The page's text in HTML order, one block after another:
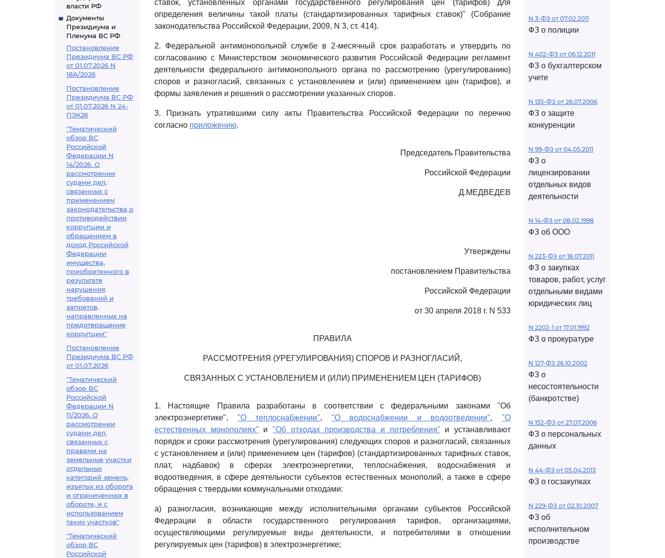
власти РФ
Документы
Президиума и
Пленума ВС РФ
Постановление
Президиума ВС РФ
от 01.07.2026 N
18А/2026
Постановление
Президиума ВС РФ
от 01.07.2026 N 24-
ПЭК26
"Тематический
обзор ВС
Российской
Федерации N
14/2026. О
рассмотрении
судами дел,
связанных с
применением
законодательства о
противодействии
коррупции и
обращением в
доход Российской
Федерации
имущества,
приобретенного в
результате
нарушения
требований и
запретов,
направленных на
предотвращение
коррупции"
Постановление
Президиума ВС РФ
от 01.07.2026
"Тематический
обзор ВС
Российской
Федерации N
11/2026. О
рассмотрении
судами дел,
связанных с
правами на
земельные участки
отдельных
категорий земель,
изъятых из оборота
и ограниченных в
обороте, и с
использованием
таких участков"
"Тематический
обзор ВС
Российской
ставок, установленных органами государственного регулирования цен (тарифов) для
определения величины такой платы (стандартизированных тарифных ставок)" (Собрание
законодательства Российской Федерации, 2009, N 3, ст. 414).
2. Федеральной антимонопольной службе в 2-месячный срок разработать и утвердить по
согласованию с Министерством экономического развития Российской Федерации регламент
деятельности федерального антимонопольного органа по рассмотрению (урегулированию)
споров и разногласий, связанных с установлением и (или) применением цен (тарифов), и
формы заявления и решения о рассмотрении указанных споров.
3. Признать утратившими силу акты Правительства Российской Федерации по перечню
согласно приложению.
Председатель Правительства
Российской Федерации
Д.МЕДВЕДЕВ
Утверждены
постановлением Правительства
Российской Федерации
от 30 апреля 2018 г. N 533
ПРАВИЛА
РАССМОТРЕНИЯ (УРЕГУЛИРОВАНИЯ) СПОРОВ И РАЗНОГЛАСИЙ,
СВЯЗАННЫХ С УСТАНОВЛЕНИЕМ И (ИЛИ) ПРИМЕНЕНИЕМ ЦЕН (ТАРИФОВ)
1. Настоящие Правила разработаны в соответствии с федеральными законами "Об
электроэнергетике", "О теплоснабжении", "О водоснабжении и водоотведении","О
естественных монополиях" и"Об отходах производства и потребления" и устанавливают
порядок и сроки рассмотрения (урегулирования) следующих споров и разногласий, связанных
с установлением и (или) применением цен (тарифов) (стандартизированных тарифных ставок,
плат, надбавок) в сферах электроэнергетики, теплоснабжения, водоснабжения и
водоотведения, в сфере деятельности субъектов естественных монополий, а также в сфере
обращения с твердыми коммунальными отходами:
а) разногласия, возникающие между исполнительными органами субъектов Российской
Федерации в области государственного регулирования тарифов, организациями,
осуществляющими регулируемые виды деятельности, и потребителями в отношении
регулируемых цен (тарифов) в электроэнергетике;
N 3-ФЗ от 07.02.2011
ФЗ о полиции
N 402-ФЗ от 06.12.2011
ФЗ о бухгалтерском
учете
N 135-ФЗ от 26.07.2006
ФЗ о защите
конкуренции
N 99-ФЗ от 04.05.2011
ФЗ о
лицензировании
отдельных видов
деятельности
N 14-ФЗ от 08.02.1998
ФЗ об ООО
N 223-ФЗ от 18.07.2011
ФЗ о закупках
товаров, работ, услуг
отдельными видами
юридических лиц
N 2202-1 от 17.01.1992
ФЗ о прокуратуре
N 127-ФЗ 26.10.2002
ФЗ о
несостоятельности
(банкротстве)
N 152-ФЗ от 27.07.2006
ФЗ о персональных
данных
N 44-ФЗ от 05.04.2013
ФЗ о госзакупках
N 229-ФЗ от 02.10.2007
ФЗ об
исполнительном
производстве